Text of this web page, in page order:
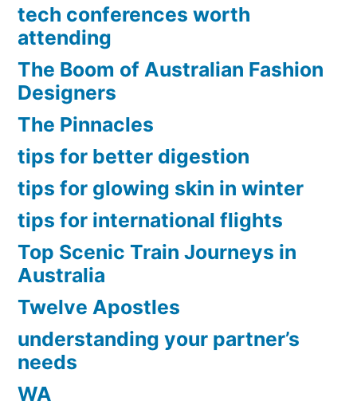
tech conferences worth
attending
The Boom of Australian Fashion
Designers
The Pinnacles
tips for better digestion
tips for glowing skin in winter
tips for international flights
Top Scenic Train Journeys in
Australia
Twelve Apostles
understanding your partner’s
needs
WA